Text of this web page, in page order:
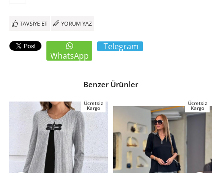
TAVSIYE ET YORUM YAZ
WhatsApp
Telegram
Benzer Ürünler
Ücretsiz
Kargo
Ücretsiz
Kargo